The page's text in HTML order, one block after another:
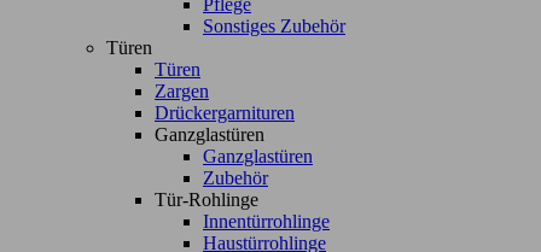
Pflege
Sonstiges Zubehör
Türen
Türen
Zargen
Drückergarnituren
Ganzglastüren
Ganzglastüren
Zubehör
Tür-Rohlinge
Innentürrohlinge
Haustürrohlinge